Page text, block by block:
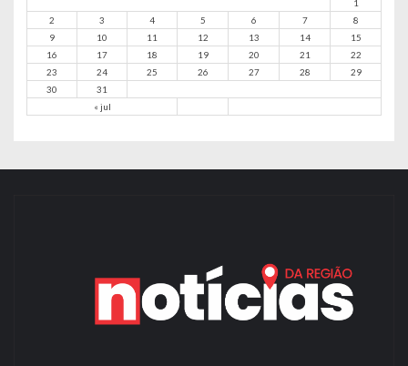
« jul
1
2
3 4 5 6 7
8
9
10 11 12 13 14
15
16
17 18 19 20 21
22
23
24 25 26 27 28
29
30
31